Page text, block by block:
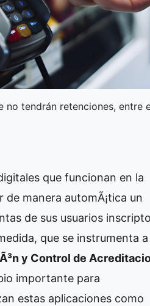
no tendrán retenciones, entre
que funcionan en la
de manera automÃ¡tica un
de sus usuarios
que se instrumenta a
y Control de
importante para
estas aplicaciones como